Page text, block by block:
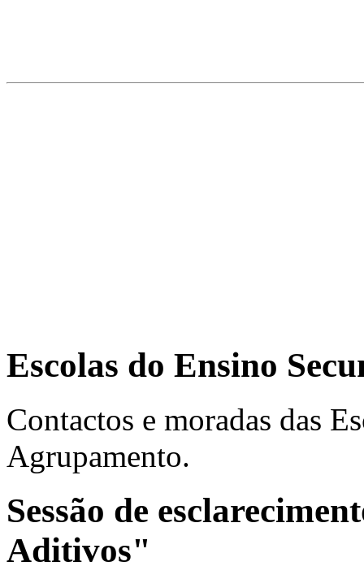
Escolas do Ensino
Contactos e moradas das
Agrupamento.
Sessão de
Aditivos"